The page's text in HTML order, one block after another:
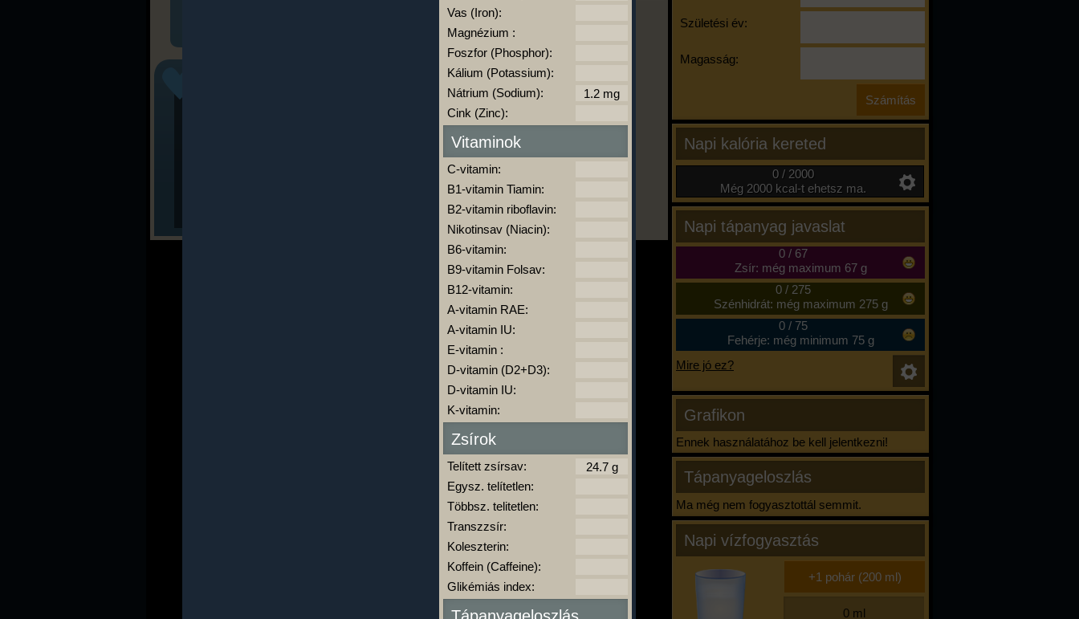
Születési év:
Magasság:
Napi kalória kereted
0 / 2000
Még 2000 kcal-t ehetsz ma.
Napi tápanyag javaslat
0/ 67
Zsír: még maximum 67 g
0/ 275
Szénhidrát: még maximum 275 g
0/ 75
Fehérje: még minimum 75 g
Mire jó ez?
Grafikon
Ennek használatához be kell jelentkezni!
Tápanyageloszlás
Ma még nem fogyasztottál semmit.
Napi vízfogyasztás
kalóriabázis.hu
-
Vas (Iron):
Magnézium :
Foszfor (Phosphor):
Kálium (Potassium):
Nátrium (Sodium):
Cink (Zinc):
Vitaminok
C-vitamin:
B1-vitamin Tiamin:
B2-vitamin riboflavin:
Nikotinsav (Niacin):
B6-vitamin:
B9-vitamin Folsav:
B12-vitamin:
A-vitamin RAE:
A-vitamin IU:
E-vitamin :
D-vitamin (D2+D3):
D-vitamin IU:
K-vitamin:
Zsírok
Telített zsírsav:
Egysz. telítetlen:
Többsz. telitetlen:
Transzzsír:
Koleszterin:
Koffein (Caffeine):
Glikémiás index: